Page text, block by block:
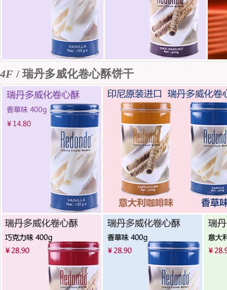
4F / 瑞丹多威化卷心酥饼干